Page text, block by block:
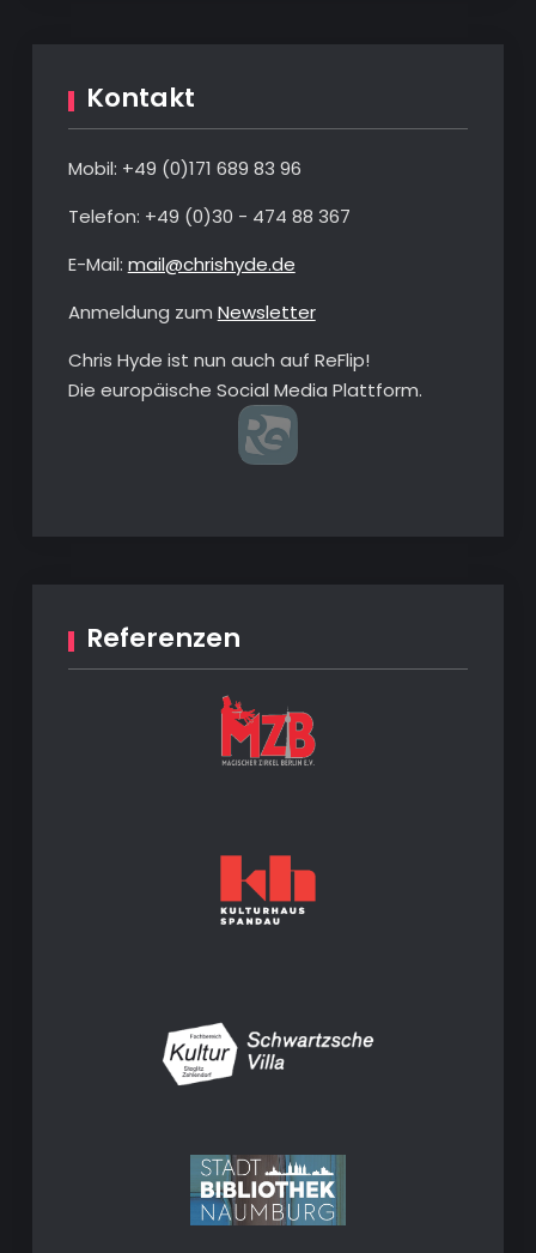
Kontakt
Mobil: +49 ‭(0)‭171 689 83 96‬
Telefon: ‭+49 (0)30 - 474 88 367‬
E-Mail: mail@chrishyde.de
Anmeldung zum Newsletter
Chris Hyde ist nun auch auf ReFlip!
Die europäische Social Media Plattform.
Referenzen